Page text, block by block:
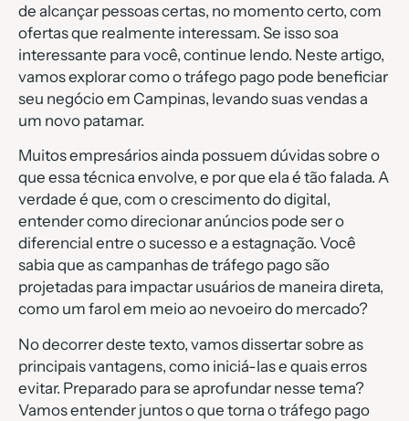
de alcançar pessoas certas, no momento certo, com
ofertas que realmente interessam. Se isso soa
interessante para você, continue lendo. Neste artigo,
vamos explorar como o tráfego pago pode beneficiar
seu negócio em Campinas, levando suas vendas a
um novo patamar.
Muitos empresários ainda possuem dúvidas sobre o
que essa técnica envolve, e por que ela é tão falada. A
verdade é que, com o crescimento do digital,
entender como direcionar anúncios pode ser o
diferencial entre o sucesso e a estagnação. Você
sabia que as campanhas de tráfego pago são
projetadas para impactar usuários de maneira direta,
como um farol em meio ao nevoeiro do mercado?
No decorrer deste texto, vamos dissertar sobre as
principais vantagens, como iniciá-las e quais erros
evitar. Preparado para se aprofundar nesse tema?
Vamos entender juntos o que torna o tráfego pago